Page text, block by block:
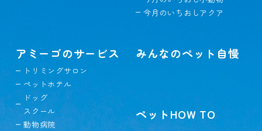
今月のいちおしアクア
アミーゴのサービス
トリミングサロン
ペットホテル
ドッグ
スクール
動物病院
みんなのペット自慢
ペットHOW TO